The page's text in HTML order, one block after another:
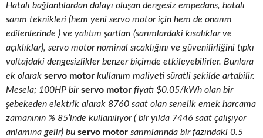
Hatalı bağlantılardan dolayı oluşan dengesiz empedans, hatalı
sarım teknikleri (hem yeni servo motor için hem de onarım
edilenlerinde ) ve yalıtım şartları (sarımlardaki kısalıklar ve
açıklıklar), servo motor nominal sıcaklığını ve güvenilirliğini tıpkı
voltajdaki dengesizlikler benzer biçimde etkileyebilirler. Bunlara
ek olarak servo motor kullanım maliyeti süratli şekilde artabilir.
Mesela; 100HP birservo motor fiyatı $0.05/kWh olan bir
şebekeden elektrik alarak 8760 saat olan senelik emek harcama
zamanının % 85’inde kullanılıyor ( bir yılda 7446 saat çalışıyor
anlamına gelir) bu servo motor sarımlarında bir fazındaki 0.5